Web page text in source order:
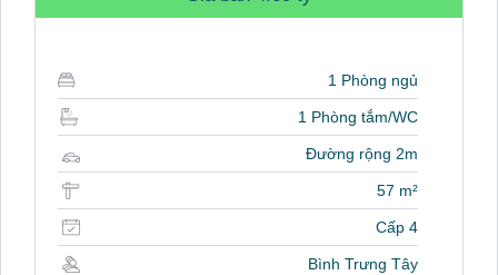
1 Phòng ngủ
1 Phòng tắm/WC
Đường rộng 2m
57 m²
Cấp 4
Bình Trưng Tây